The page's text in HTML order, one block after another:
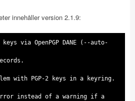
innehåller version 2.1.9:
via OpenPGP DANE (--auto-
with PGP-2 keys in a keyring.
instead of a warning if a